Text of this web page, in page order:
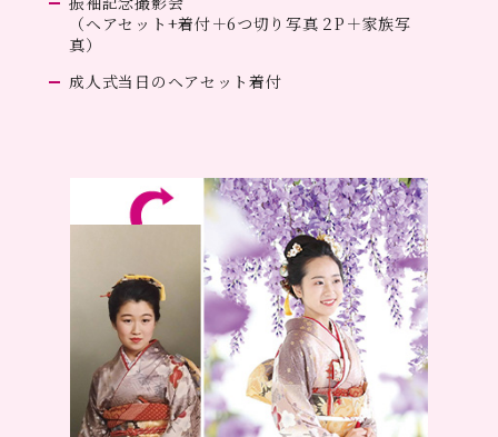
（ヘアセット+着付＋6つ切り写真２P＋家族写
真）
成人式当日のヘアセット着付